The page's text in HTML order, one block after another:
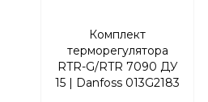
Комплект
терморегулятора
RTR-G/RTR 7090 ДУ
15 | Danfoss 013G2183